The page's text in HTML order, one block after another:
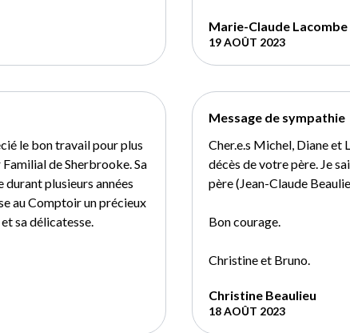
Marie-Claude Lacombe
19 AOÛT 2023
le bon travail pour plus
de Sherbrooke. Sa
plusieurs années
au Comptoir un précieux
sa délicatesse.
Message de sympathie
Cher.e.s Michel, Diane et
décès de votre père. Je
père (Jean-Claude
Bon courage.
Christine et Bruno.
Christine Beaulieu
18 AOÛT 2023